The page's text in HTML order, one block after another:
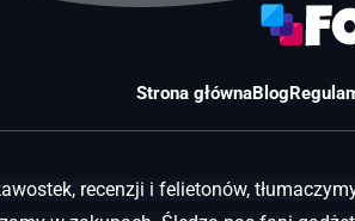
Strona głównaBlog
recenzji i felietonów,